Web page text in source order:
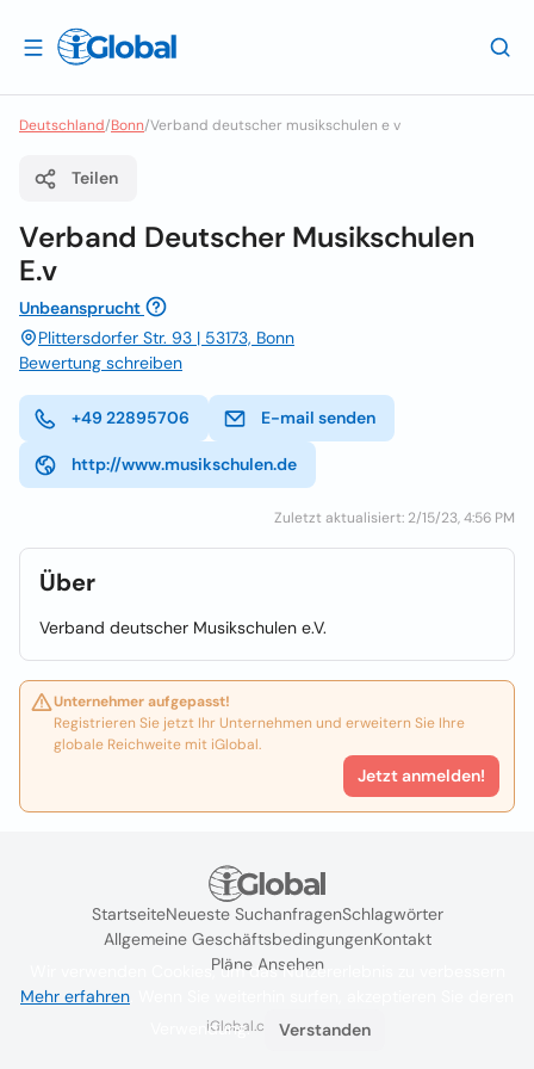
Deutschland/Bonn/Verband deutscher musikschulen e v
Teilen
Verband Deutscher Musikschulen
E.v
Unbeansprucht
Plittersdorfer Str. 93 | 53173, Bonn
Bewertung schreiben
+49 22895706 E-mail senden
http://www.musikschulen.de
Zuletzt aktualisiert: 2/15/23, 4:56 PM
Über
Verband deutscher Musikschulen e.V.
Unternehmer aufgepasst!
Registrieren Sie jetzt Ihr Unternehmen und erweitern Sie Ihre
globale Reichweite mit iGlobal.
Jetzt anmelden!
StartseiteNeueste SuchanfragenSchlagwörter
Allgemeine GeschäftsbedingungenKontakt
Pläne Ansehen
iGlobal.co @ 2024
Wir verwenden Cookies, um das Nutzererlebnis zu verbessern
Mehr erfahren
Verwendung.
Verstanden